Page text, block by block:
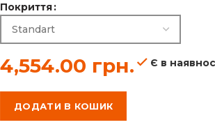
Покриття
4,554.00 грн. Є в
ДОДАТИ В КОШИК